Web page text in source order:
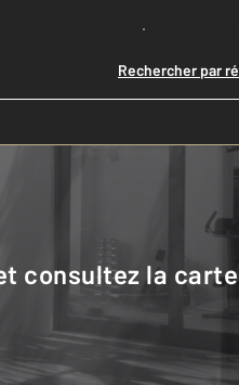
Lancer ma recherche
Rechercher par